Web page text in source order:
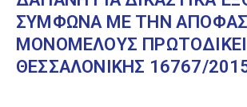
ΣΥΜΦΩΝΑ ΜΕ ΤΗΝ
ΜΟΝΟΜΕΛΟΥΣ
ΘΕΣΣΑΛΟΝΙΚΗΣ 16767/